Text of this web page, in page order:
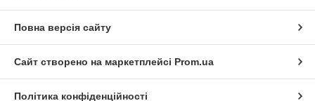
Повна версія сайту
Сайт створено на маркетплейсі Prom.ua
Політика конфіденційності